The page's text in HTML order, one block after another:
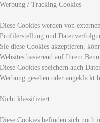
Werbung / Tracking Cookies
Diese Cookies werden von
Profilerstellung und
Sie diese Cookies akzeptieren,
Websites basierend auf Ihrem
Diese Cookies speichern auch
Werbung gesehen oder angeklickt
Nicht klassifiziert
Diese Cookies befinden sich noch